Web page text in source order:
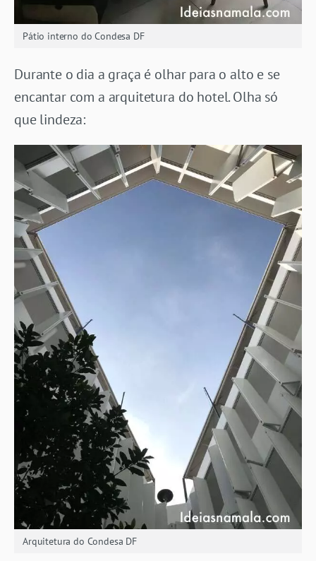
Pátio interno do Condesa DF
Durante o dia a graça é olhar para o alto e se
encantar com a arquitetura do hotel. Olha só
que lindeza:
Arquitetura do Condesa DF